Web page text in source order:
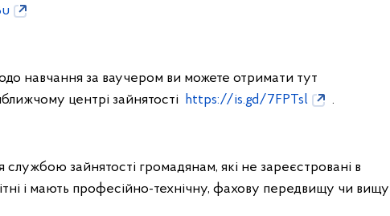
навчання за ваучером ви можете отримати тут
центрі зайнятості https://is.gd/7FPTsl .
зайнятості громадянам, які не зареєстровані в
і мають професійно-технічну, фахову передвищу чи вищу